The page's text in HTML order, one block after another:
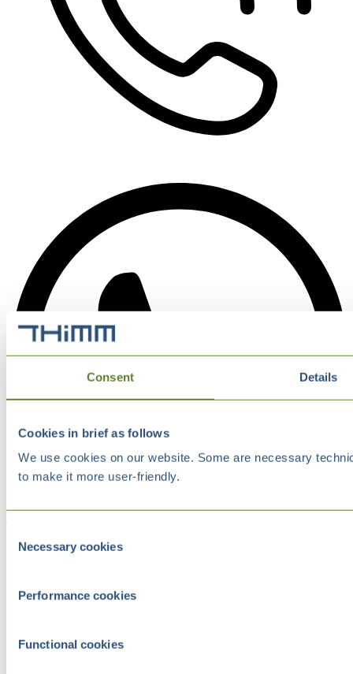
Consent Details
Cookies in brief as follows
We use cookies on our website. Some are necessary
to make it more user-friendly.
Selection
Necessary cookies
Performance cookies
Functional cookies